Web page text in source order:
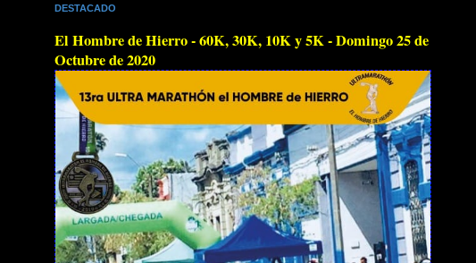
DESTACADO
El Hombre de Hierro - 60K, 30K, 10K y 5K - Domingo 25 de
Octubre de 2020